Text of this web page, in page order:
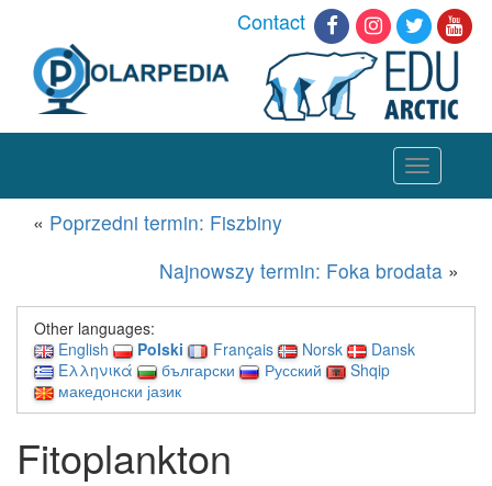
Contact
Toggle
navigation
« Poprzedni termin: Fiszbiny
Najnowszy termin: Foka brodata »
Other languages:
English
Polski Français Norsk
Dansk
Ελληνικά
български Русский
Shqip
македонски јазик
Fitoplankton